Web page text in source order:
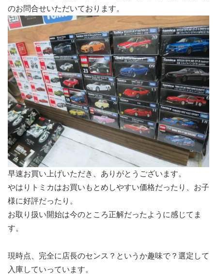
のお問合せいただいております。
早速お買い上げいただき、ありがとうございます。
やはりトミカはお買いもとめしやすい価格だったり、お子
様に好評だったり。
お取り扱い開始は今のところ正解だったように感じてま
す。
現時点、完全に店長のセンス？というか趣味で？選定して
入庫していっています。